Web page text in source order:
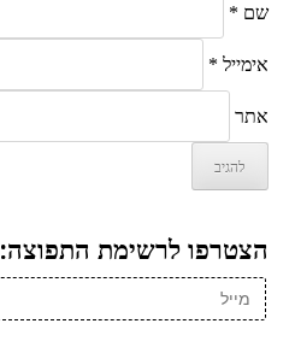
שם *
אימייל *
אתר
הצטרפו לרשימת התפוצה: